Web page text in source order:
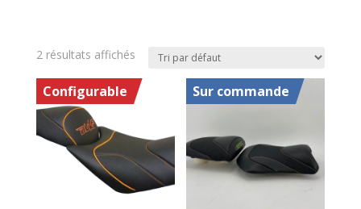
2 résultats affichés
Configurable Sur commande